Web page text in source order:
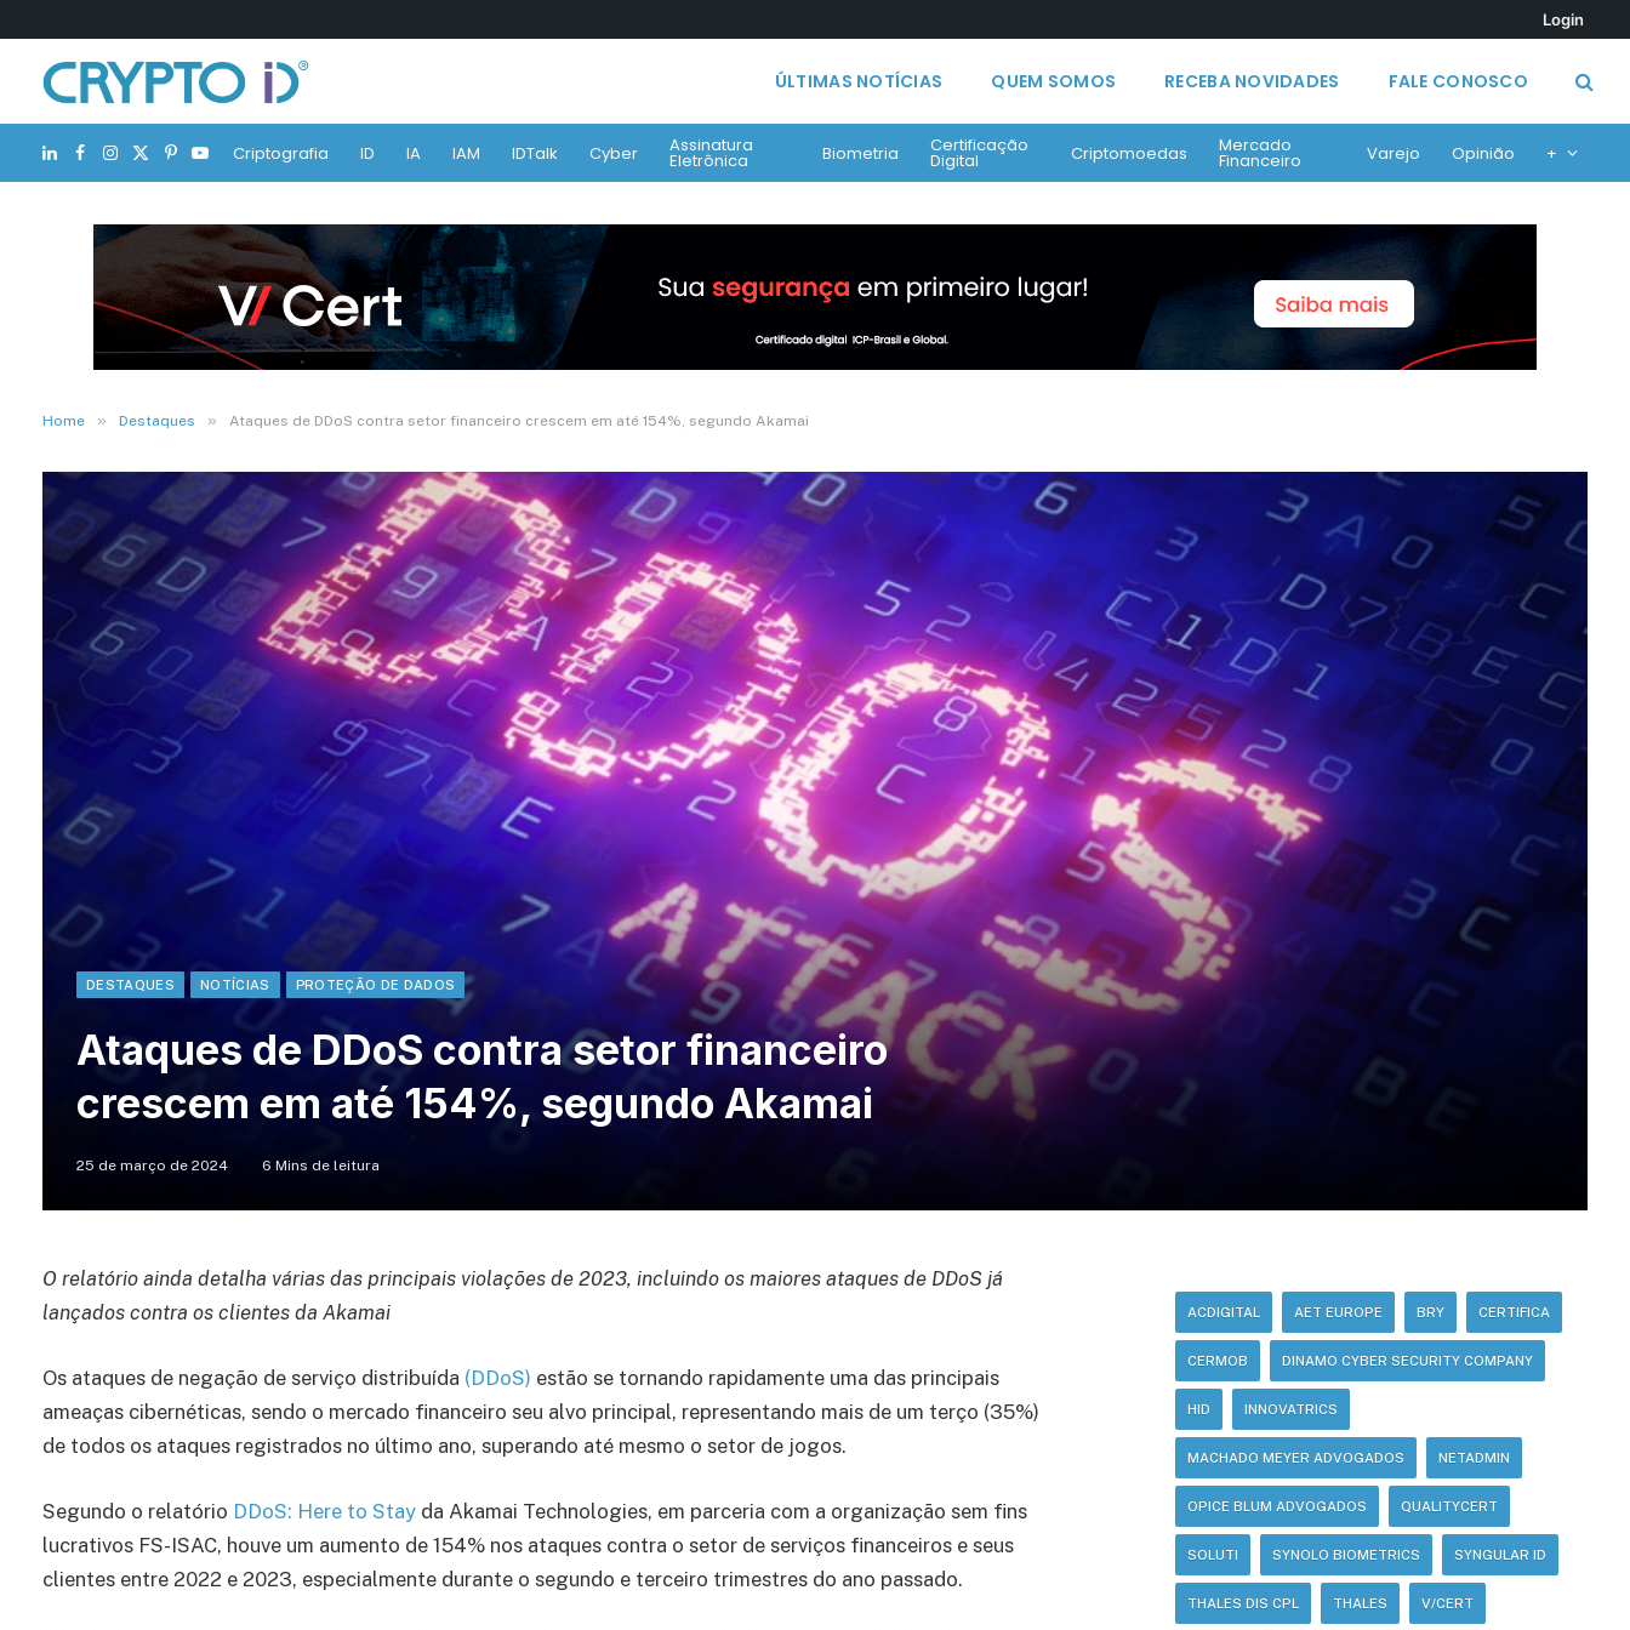
Login
ÚLTIMAS NOTÍCIAS QUEM SOMOS RECEBA NOVIDADES FALE CONOSCO
LinkedIn
Facebook
Instagram
X
(Twitter)
Pinterest
YouTubeCriptografia ID IA IAM IDTalk Cyber Assinatura
Eletrônica Biometria Certificação
Digital Criptomoedas Mercado
Financeiro Varejo Opinião +
Home » Destaques » Ataques de DDoS contra setor financeiro crescem em até 154%, segundo Akamai
DESTAQUES NOTÍCIAS PROTEÇÃO DE DADOS
Ataques de DDoS contra setor financeiro
crescem em até 154%, segundo Akamai
25 de março de 2024 6 Mins de leitura
O relatório ainda detalha várias das principais violações de 2023, incluindo os maiores ataques de DDoS já
lançados contra os clientes da Akamai
Os ataques de negação de serviço distribuída (DDoS) estão se tornando rapidamente uma das principais
ameaças cibernéticas, sendo o mercado financeiro seu alvo principal, representando mais de um terço (35%)
de todos os ataques registrados no último ano, superando até mesmo o setor de jogos.
Segundo o relatório DDoS: Here to Stay da Akamai Technologies, em parceria com a organização sem fins
lucrativos FS-ISAC, houve um aumento de 154% nos ataques contra o setor de serviços financeiros e seus
clientes entre 2022 e 2023, especialmente durante o segundo e terceiro trimestres do ano passado.
ACDIGITAL AET EUROPE BRY CERTIFICA
CERMOB DINAMO CYBER SECURITY COMPANY
HID INNOVATRICS
MACHADO MEYER ADVOGADOS NETADMIN
OPICE BLUM ADVOGADOS QUALITYCERT
SOLUTI SYNOLO BIOMETRICS SYNGULAR ID
THALES DIS CPL THALES V/CERT